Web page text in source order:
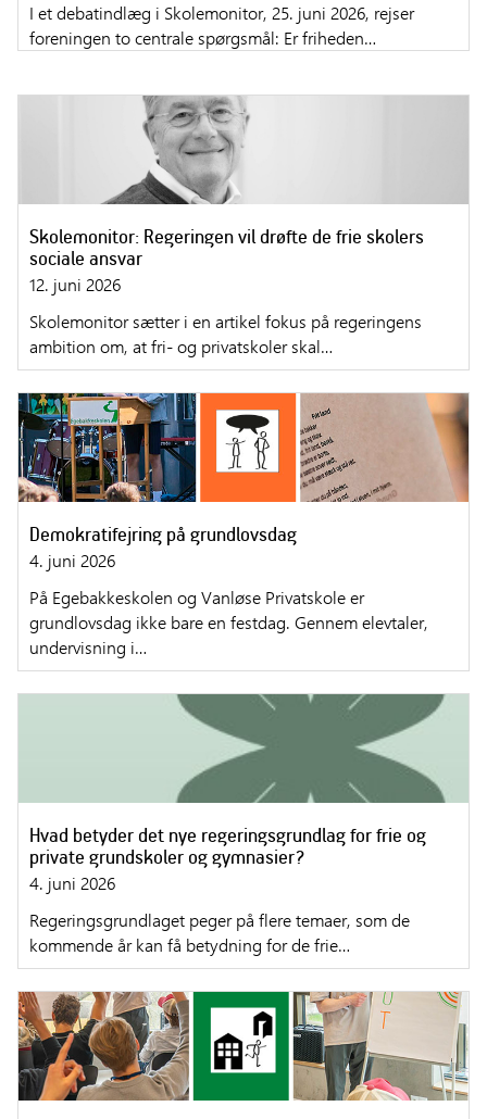
I et debatindlæg i Skolemonitor, 25. juni 2026, rejser
foreningen to centrale spørgsmål: Er friheden…
Skolemonitor: Regeringen vil drøfte de frie skolers
sociale ansvar
12. juni 2026
Skolemonitor sætter i en artikel fokus på regeringens
ambition om, at fri- og privatskoler skal…
Demokratifejring på grundlovsdag
4. juni 2026
På Egebakkeskolen og Vanløse Privatskole er
grundlovsdag ikke bare en festdag. Gennem elevtaler,
undervisning i…
Hvad betyder det nye regeringsgrundlag for frie og
private grundskoler og gymnasier?
4. juni 2026
Regeringsgrundlaget peger på flere temaer, som de
kommende år kan få betydning for de frie…